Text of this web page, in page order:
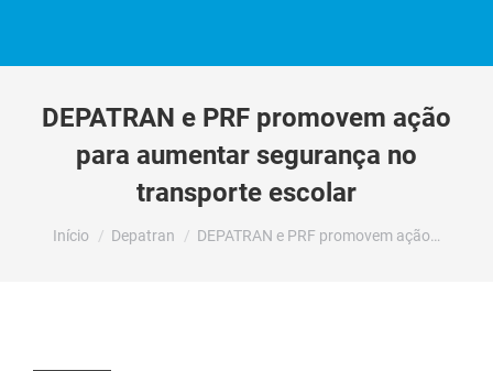
DEPATRAN e PRF promovem ação
para aumentar segurança no
transporte escolar
Você está aqui:
Início Depatran DEPATRAN e PRF promovem ação…